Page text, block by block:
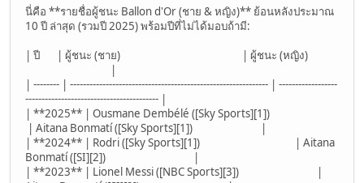
นี่คือ **รายชื่อผู้ชนะ Ballon d'Or (ชาย & หญิง)** ย้อนหลังประมาณ
10 ปี ล่าสุด (รวมปี 2025) พร้อมปีที่ไม่ได้มอบถ้ามี:
| ปี | ผู้ชนะ (ชาย) | ผู้ชนะ (หญิง)
|
| -------- | ------------------------------------------------------------- | ------------------
----------------------------------------- |
| **2025** | Ousmane Dembélé ([Sky Sports][1])
| Aitana Bonmatí ([Sky Sports][1]) |
| **2024** | Rodri ([Sky Sports][1]) | Aitana
Bonmatí ([SI][2]) |
| **2023** | Lionel Messi ([NBC Sports][3]) |